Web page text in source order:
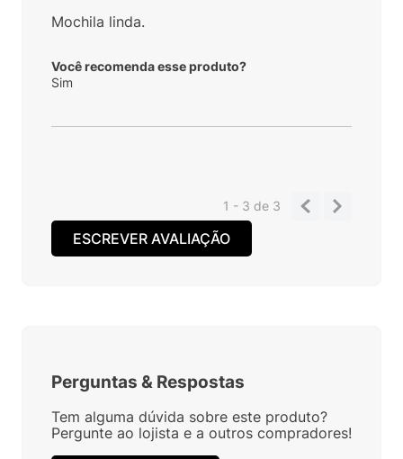
Mochila linda.
Você recomenda esse produto?
Sim
1 - 3de 3
ESCREVER AVALIAÇÃO
Perguntas & Respostas
Tem alguma dúvida sobre este produto?
Pergunte ao lojista e a outros compradores!